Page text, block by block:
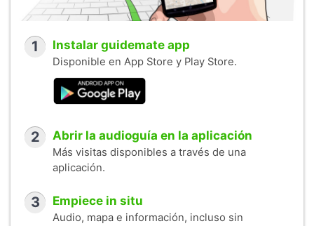
1 Instalar guidemate app
Disponible en App Store y Play Store.
2 Abrir la audioguía en la aplicación
Más visitas disponibles a través de una
aplicación.
3 Empiece in situ
Audio, mapa e información, incluso sin